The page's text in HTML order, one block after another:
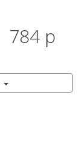
784 р